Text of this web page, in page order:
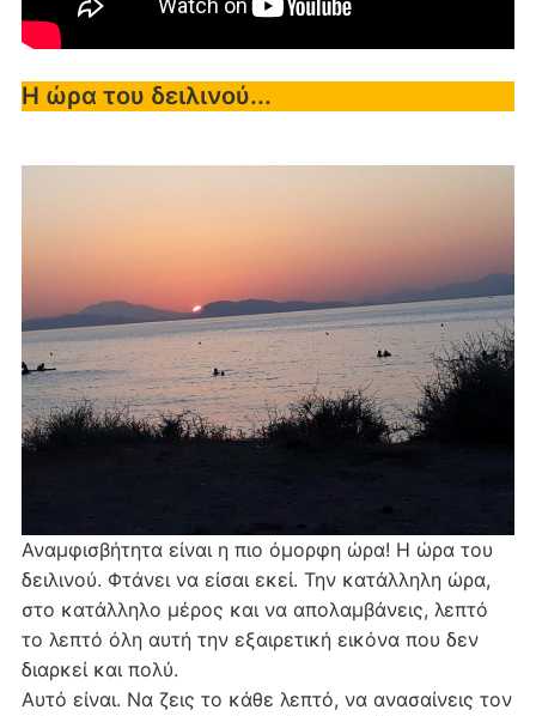
Η ώρα του δειλινού...
Αναμφισβήτητα είναι η πιο όμορφη ώρα! Η ώρα του
δειλινού. Φτάνει να είσαι εκεί. Την κατάλληλη ώρα,
στο κατάλληλο μέρος και να απολαμβάνεις, λεπτό
το λεπτό όλη αυτή την εξαιρετική εικόνα που δεν
διαρκεί και πολύ.
Αυτό είναι. Να ζεις το κάθε λεπτό, να ανασαίνεις τον